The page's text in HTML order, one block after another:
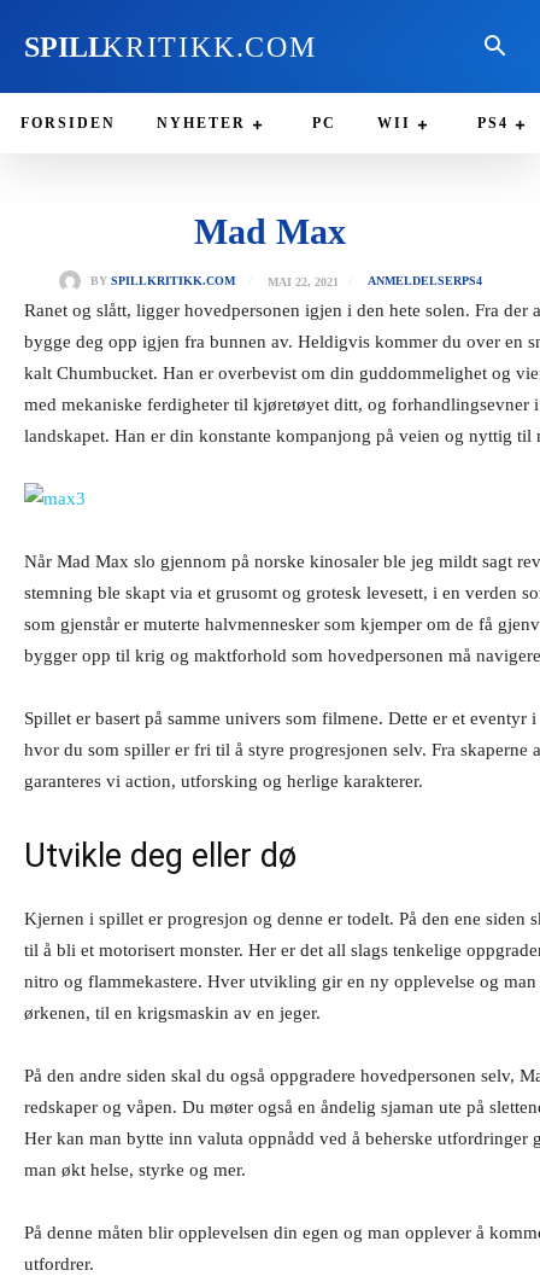
SPILLKRITIKK.COM
FORSIDEN NYHETER PC WII PS4
Mad Max
BY SPILLKRITIKK.COM MAI 22, 2021 ANMELDELSERPS4
Ranet og slått, ligger hovedpersonen igjen i den hete solen. Fra der
bygge deg opp igjen fra bunnen av. Heldigvis kommer du over en
kalt Chumbucket. Han er overbevist om din guddommelighet og
med mekaniske ferdigheter til kjøretøyet ditt, og forhandlingsevner
landskapet. Han er din konstante kompanjong på veien og nyttig til
Når Mad Max slo gjennom på norske kinosaler ble jeg mildt sagt
stemning ble skapt via et grusomt og grotesk levesett, i en verden
som gjenstår er muterte halvmennesker som kjemper om de få
bygger opp til krig og maktforhold som hovedpersonen må
Spillet er basert på samme univers som filmene. Dette er et eventyr
hvor du som spiller er fri til å styre progresjonen selv. Fra skaperne
garanteres vi action, utforsking og herlige karakterer.
Utvikle deg eller dø
Kjernen i spillet er progresjon og denne er todelt. På den ene siden
til å bli et motorisert monster. Her er det all slags tenkelige
nitro og flammekastere. Hver utvikling gir en ny opplevelse og
ørkenen, til en krigsmaskin av en jeger.
På den andre siden skal du også oppgradere hovedpersonen selv,
redskaper og våpen. Du møter også en åndelig sjaman ute på
Her kan man bytte inn valuta oppnådd ved å beherske utfordringer
man økt helse, styrke og mer.
På denne måten blir opplevelsen din egen og man opplever å
utfordrer.